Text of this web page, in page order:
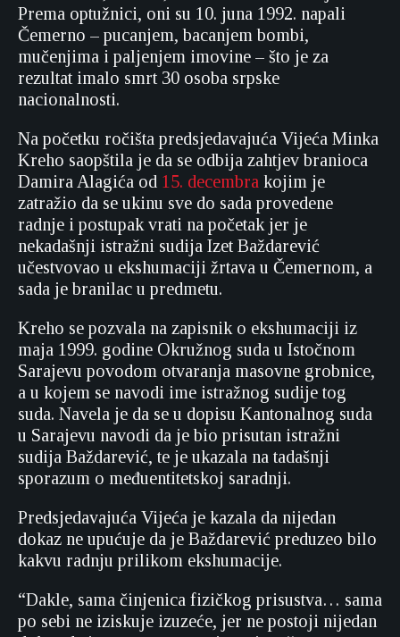
Prema optužnici, oni su 10. juna 1992. napali
Čemerno – pucanjem, bacanjem bombi,
mučenjima i paljenjem imovine – što je za
rezultat imalo smrt 30 osoba srpske
nacionalnosti.
Na početku ročišta predsjedavajuća Vijeća Minka
Kreho saopštila je da se odbija zahtjev branioca
Damira Alagića od 15. decembra kojim je
zatražio da se ukinu sve do sada provedene
radnje i postupak vrati na početak jer je
nekadašnji istražni sudija Izet Baždarević
učestvovao u ekshumaciji žrtava u Čemernom, a
sada je branilac u predmetu.
Kreho se pozvala na zapisnik o ekshumaciji iz
maja 1999. godine Okružnog suda u Istočnom
Sarajevu povodom otvaranja masovne grobnice,
a u kojem se navodi ime istražnog sudije tog
suda. Navela je da se u dopisu Kantonalnog suda
u Sarajevu navodi da je bio prisutan istražni
sudija Baždarević, te je ukazala na tadašnji
sporazum o međuentitetskoj saradnji.
Predsjedavajuća Vijeća je kazala da nijedan
dokaz ne upućuje da je Baždarević preduzeo bilo
kakvu radnju prilikom ekshumacije.
“Dakle, sama činjenica fizičkog prisustva… sama
po sebi ne iziskuje izuzeće, jer ne postoji nijedan